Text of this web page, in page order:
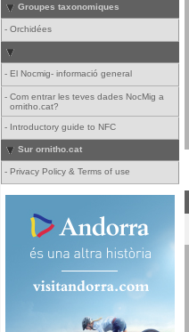
Groupes taxonomiques
- Orchidées
- El Nocmig- informació general
- Com entrar les teves dades NocMig a
ornitho.cat?
- Introductory guide to NFC
Sur ornitho.cat
- Privacy Policy & Terms of use